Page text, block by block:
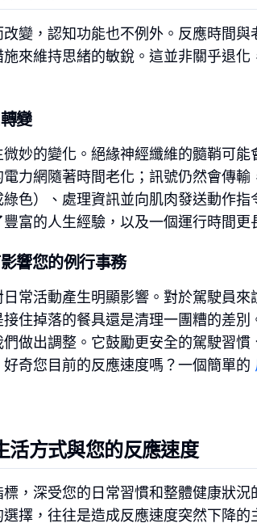
變，認知功能也不例外。反應時間與
來維持思緒的敏銳。這並非關乎退化
變
妙的變化。絕緣神經纖維的髓鞘可能
力網隨著時間老化；訊號仍然會傳輸
色）、處理資訊並向肌肉發送動作指
富的人生經驗，以及一個運行時間更
響您的例行事務
常活動產生明顯影響。對於駕駛員來
住掉落的餐具還是清理一團糟的差別
做出調整。它鼓勵更安全的駕駛習慣
奇您目前的反應速度嗎？一個簡單的
活方式與您的反應速度
，深受您的日常習慣和整體健康狀況
擇，往往是造成反應速度突然下降的